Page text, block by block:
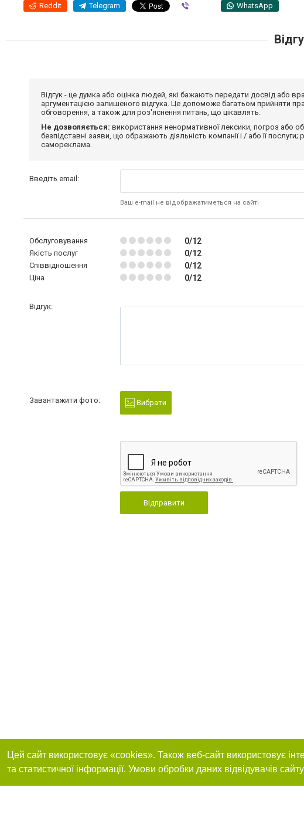
Reddit Telegram WhatsApp
Відгук - це думка або оцінка людей, які бажають передати досвід або
аргументацією залишеного відгука. Це допоможе багатьом прийняти
обговорення, а також для роз'яснення питань, що цікавлять.
Не дозволяється: використання ненормативної лексики, погроз або
безпідставні заяви, що ображають діяльність компанії і / або її
самореклама.
Введіть email:
Ваш e-mail не відображатиметься на сайті
Обслуговування 0/12
Якість послуг 0/12
Співвідношення 0/12
Ціна 0/12
Відгук:
Завантажити фото: Вибрати
Відправити
Цей сайт використовує «cookies». Також веб-сайт використовує
та статистичної інформації. Умови обробки даних відвідувачів